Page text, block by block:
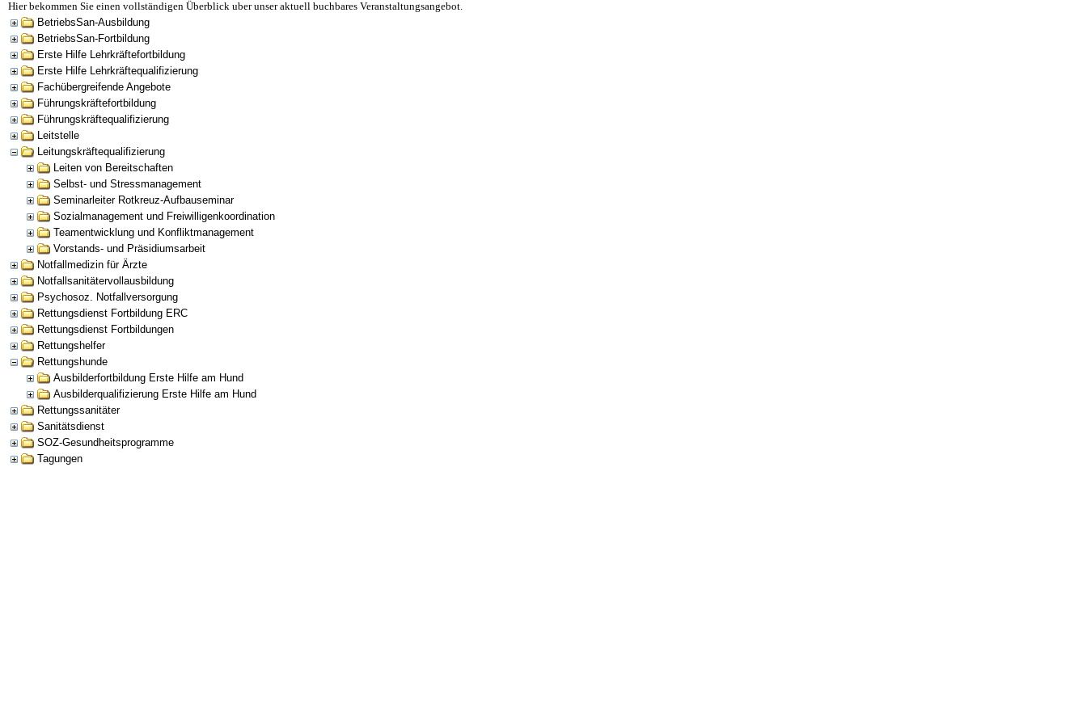
Hier bekommen Sie einen vollständigen Überblick uber unser aktuell buchbares Veranstaltungsangebot.
BetriebsSan-Ausbildung
BetriebsSan-Fortbildung
Erste Hilfe Lehrkräftefortbildung
Erste Hilfe Lehrkräftequalifizierung
Fachübergreifende Angebote
Führungskräftefortbildung
Führungskräftequalifizierung
Leitstelle
Leitungskräftequalifizierung
Leiten von Bereitschaften
Selbst- und Stressmanagement
Seminarleiter Rotkreuz-Aufbauseminar
Sozialmanagement und Freiwilligenkoordination
Teamentwicklung und Konfliktmanagement
Vorstands- und Präsidiumsarbeit
Notfallmedizin für Ärzte
Notfallsanitätervollausbildung
Psychosoz. Notfallversorgung
Rettungsdienst Fortbildung ERC
Rettungsdienst Fortbildungen
Rettungshelfer
Rettungshunde
Ausbilderfortbildung Erste Hilfe am Hund
Ausbilderqualifizierung Erste Hilfe am Hund
Rettungssanitäter
Sanitätsdienst
SOZ-Gesundheitsprogramme
Tagungen